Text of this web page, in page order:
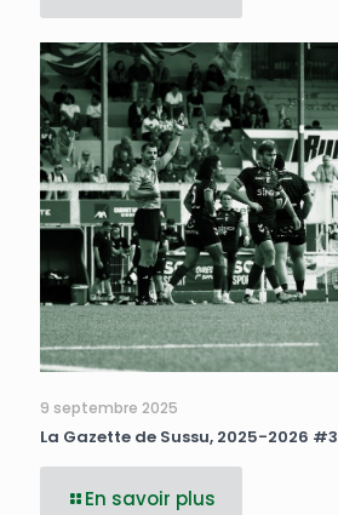
9 septembre 2025
La Gazette de Sussu, 2025-2026 #3
En savoir plus